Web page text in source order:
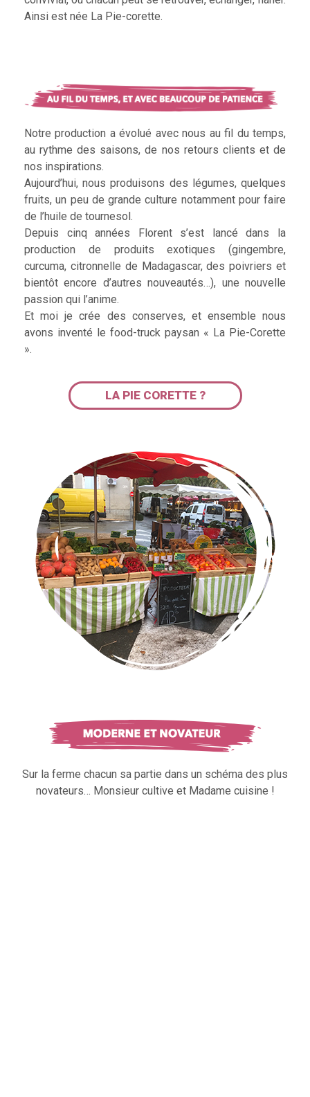
Ainsi est née La Pie-corette.
Notre production a évolué avec nous au fil du temps,
au rythme des saisons, de nos retours clients et de
nos inspirations.
Aujourd’hui, nous produisons des légumes, quelques
fruits, un peu de grande culture notamment pour faire
de l’huile de tournesol.
Depuis cinq années Florent s’est lancé dans la
production de produits exotiques (gingembre,
curcuma, citronnelle de Madagascar, des poivriers et
bientôt encore d’autres nouveautés…), une nouvelle
passion qui l’anime.
Et moi je crée des conserves, et ensemble nous
avons inventé le food-truck paysan « La Pie-Corette
».
LA PIE CORETTE ?
Sur la ferme chacun sa partie dans un schéma des plus
novateurs… Monsieur cultive et Madame cuisine !